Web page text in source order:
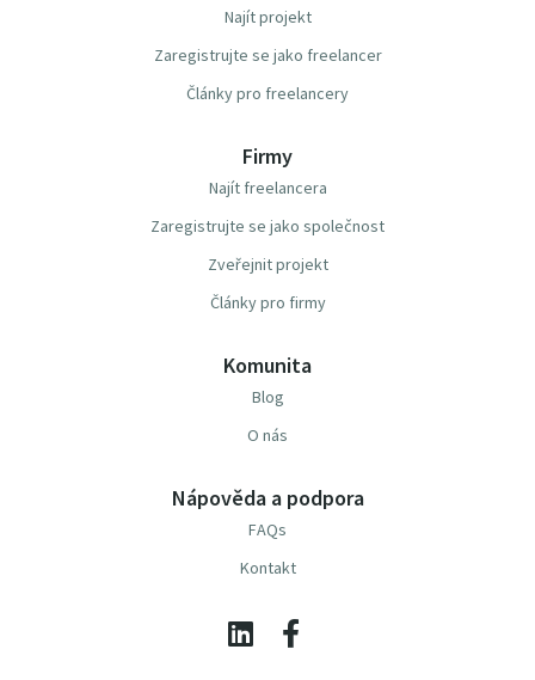
Najít projekt
Zaregistrujte se jako freelancer
Články pro freelancery
Firmy
Najít freelancera
Zaregistrujte se jako společnost
Zveřejnit projekt
Články pro firmy
Komunita
Blog
O nás
Nápověda a podpora
FAQs
Kontakt